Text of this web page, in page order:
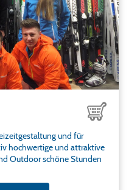
und für
hochwertige und attraktive
Outdoor schöne Stunden